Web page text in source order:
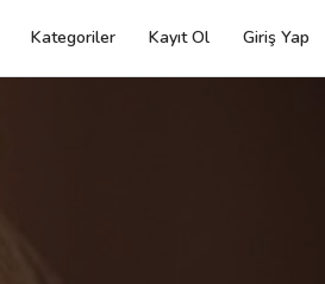
Kategoriler Kayıt Ol Giriş Yap